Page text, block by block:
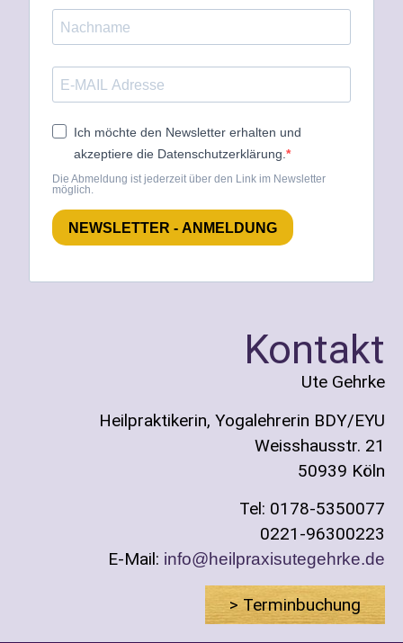
Ich möchte den Newsletter erhalten und
akzeptiere die Datenschutzerklärung.
Die Abmeldung ist jederzeit über den Link im Newsletter
möglich.
NEWSLETTER - ANMELDUNG
Kontakt
Ute Gehrke
Heilpraktikerin, Yogalehrerin BDY/EYU
Weisshausstr. 21
50939 Köln
Tel: 0178-5350077
0221-96300223
E-Mail: info@heilpraxisutegehrke.de
> Terminbuchung